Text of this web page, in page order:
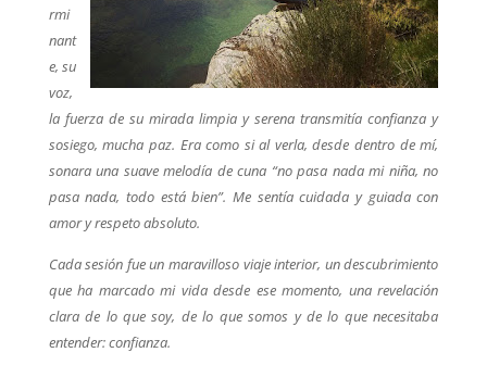
rmi
nant
e, su
voz,
la fuerza de su mirada limpia y serena transmitía confianza y
sosiego, mucha paz. Era como si al verla, desde dentro de mí,
sonara una suave melodía de cuna “no pasa nada mi niña, no
pasa nada, todo está bien”. Me sentía cuidada y guiada con
amor y respeto absoluto.
Cada sesión fue un maravilloso viaje interior, un descubrimiento
que ha marcado mi vida desde ese momento, una revelación
clara de lo que soy, de lo que somos y de lo que necesitaba
entender: confianza.